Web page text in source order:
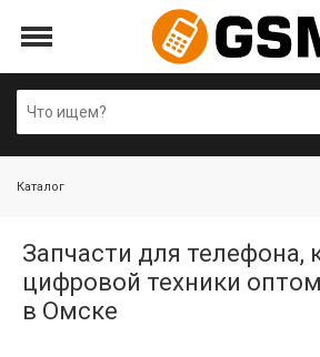
Каталог
Запчасти для телефона,
цифровой техники
в Омске